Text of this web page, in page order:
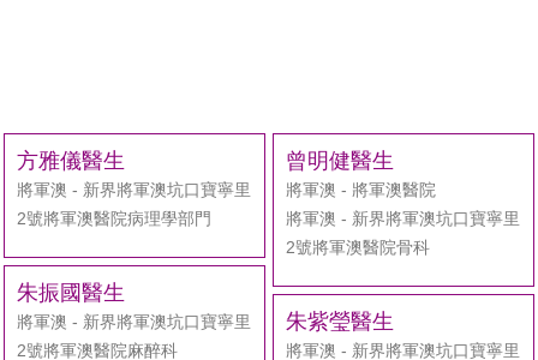
方雅儀醫生
將軍澳 - 新界將軍澳坑口寶寧里
2號將軍澳醫院病理學部門
曾明健醫生
將軍澳 - 將軍澳醫院
將軍澳 - 新界將軍澳坑口寶寧里
2號將軍澳醫院骨科
朱振國醫生
將軍澳 - 新界將軍澳坑口寶寧里
2號將軍澳醫院麻醉科
朱紫瑩醫生
將軍澳 - 新界將軍澳坑口寶寧里